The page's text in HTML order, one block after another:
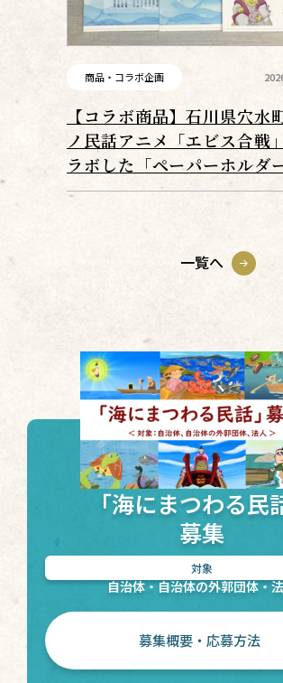
商品・コラボ企画
【コラボ商品】石川県穴水
ノ民話アニメ「エビス合戦
ラボした「ペーパーホルダ
登場！
一覧へ
対象
自治体・自治体の外郭団体・
「海にまつわる民
募集
募集概要・応募方法